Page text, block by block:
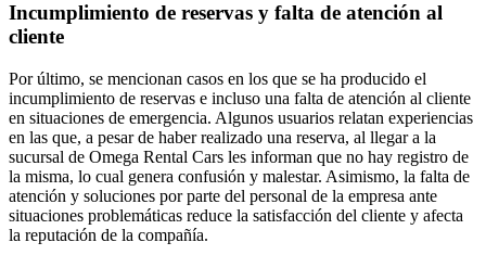
Incumplimiento de reservas y falta de atención al
cliente
Por último, se mencionan casos en los que se ha producido el
incumplimiento de reservas e incluso una falta de atención al cliente
en situaciones de emergencia. Algunos usuarios relatan experiencias
en las que, a pesar de haber realizado una reserva, al llegar a la
sucursal de Omega Rental Cars les informan que no hay registro de
la misma, lo cual genera confusión y malestar. Asimismo, la falta de
atención y soluciones por parte del personal de la empresa ante
situaciones problemáticas reduce la satisfacción del cliente y afecta
la reputación de la compañía.